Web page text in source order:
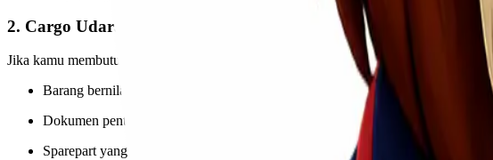
2. Cargo Udara
Jika kamu membutuhkan pengiriman yang lebih cepat, cargo udara bisa menjadi
Barang bernilai tinggi
Dokumen penting
Sparepart yang urgent